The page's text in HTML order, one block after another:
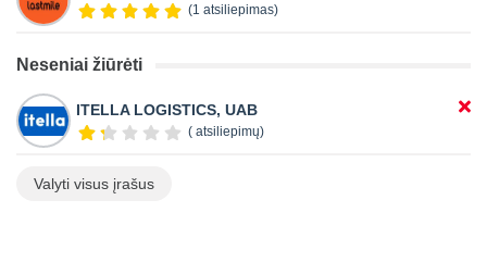
(1 atsiliepimas)
Neseniai žiūrėti
ITELLA LOGISTICS, UAB
( atsiliepimų)
Valyti visus įrašus